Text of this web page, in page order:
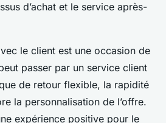
d’achat et le service après-
le client est une occasion de
passer par un service client
de retour flexible, la rapidité
la personnalisation de l’offre.
expérience positive pour le